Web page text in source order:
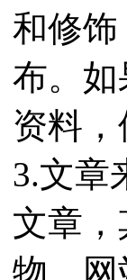
和修
布。
资料
3.文章
文章
物、网